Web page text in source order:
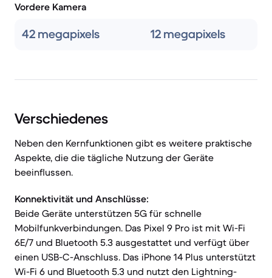
Vordere Kamera
42 megapixels 12 megapixels
Verschiedenes
Neben den Kernfunktionen gibt es weitere praktische
Aspekte, die die tägliche Nutzung der Geräte
beeinflussen.
Konnektivität und Anschlüsse:
Beide Geräte unterstützen 5G für schnelle
Mobilfunkverbindungen. Das Pixel 9 Pro ist mit Wi-Fi
6E/7 und Bluetooth 5.3 ausgestattet und verfügt über
einen USB-C-Anschluss. Das iPhone 14 Plus unterstützt
Wi-Fi 6 und Bluetooth 5.3 und nutzt den Lightning-